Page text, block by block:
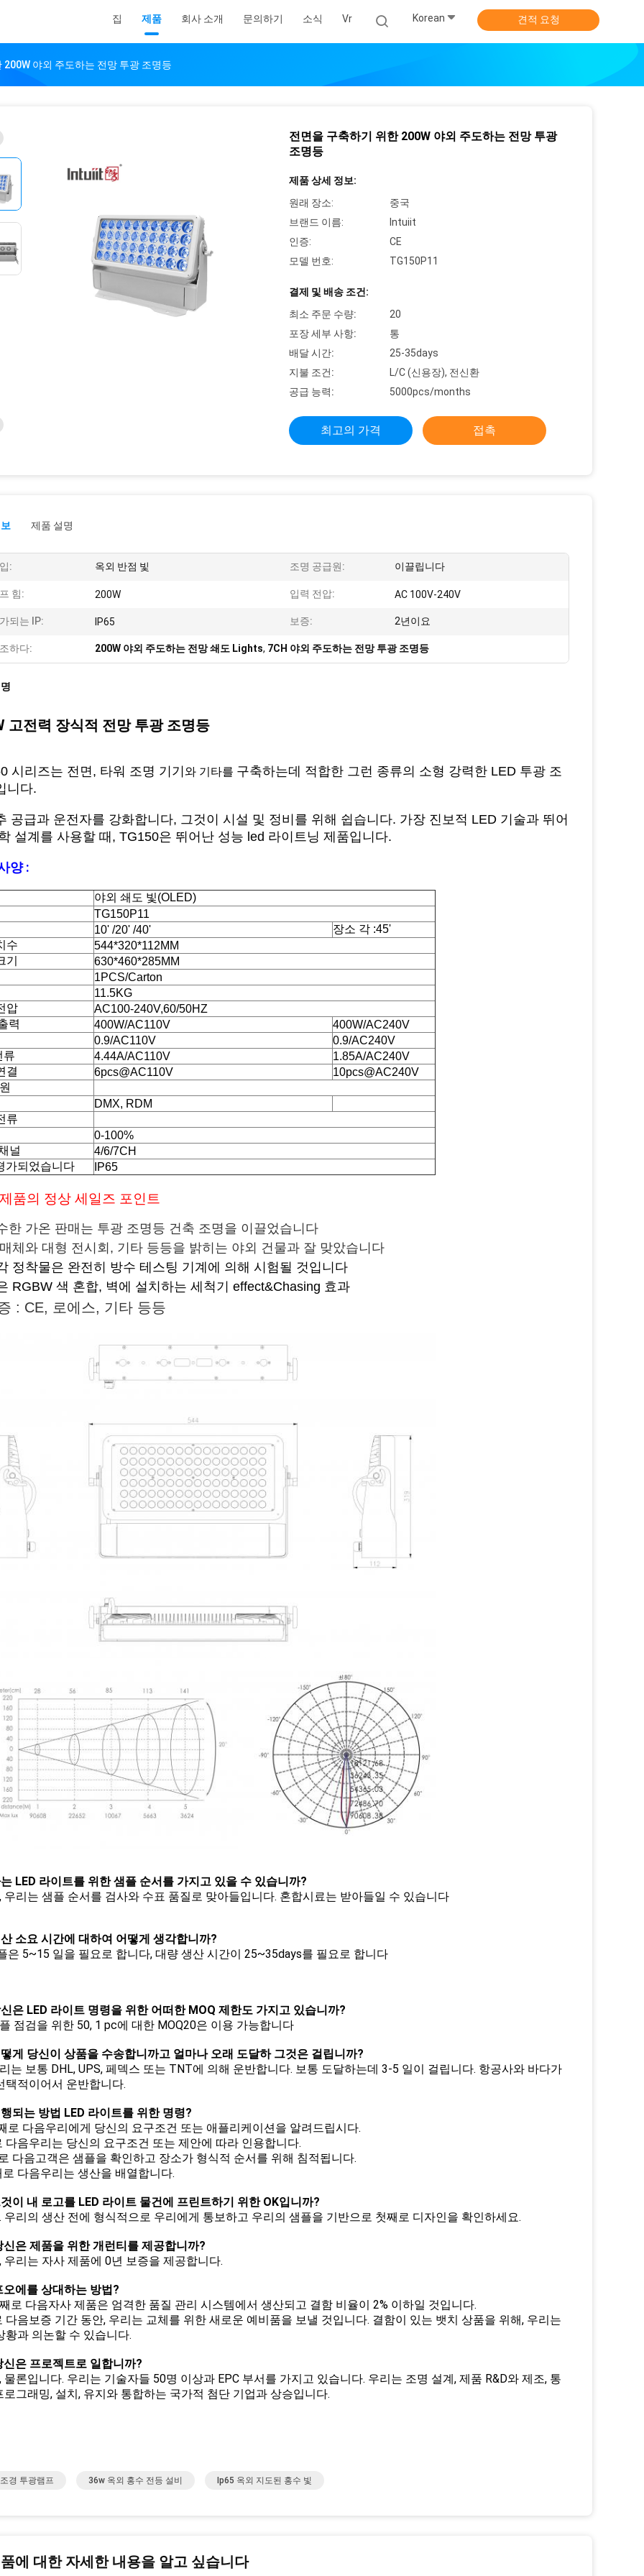
집 제품 회사 소개 문의하기 소식 Vr Korean 견적 요청
야외 주도하는 전망 투광 조명등
전면을 구축하기 위한 200W 야외 주도하는 전망 투광
조명등
제품 상세 정보:
원래 장소:
중국
브랜드 이름:
Intuiit
인증:
CE
모델 번호:
TG150P11
결제 및 배송 조건:
최소 주문 수량:
20
포장 세부 사항:
통
배달 시간:
25-35days
지불 조건:
L/C (신용장), 전신환
공급 능력:
5000pcs/months
최고의 가격 접촉
제품 설명
: 옥외 반점 빛 조명 공급원: 이끌립니다
힘: 200W 입력 전압: AC 100V-240V
되는 IP: IP65 보증: 2년이요
하다: 200W 야외 주도하는 전망 쇄도 Lights, 7CH 야외 주도하는 전망 투광 조명등
고전력 장식적 전망 투광 조명등
시리즈는 전면, 타워 조명 기기 와 기타를 구축하는데 적합한 그런 종류의 소형 강력한 LED 투광 조
니다.
공급과 운전자를 강화합니다, 그것이 시설 및 정비를 위해 쉽습니다. 가장 진보적 LED 기술과 뛰어
설계를 사용할 때, TG150은 뛰어난 성능 led 라이트닝 제품입니다.
양 :
야외 쇄도 빛(OLED)
TG150P11
10' /20' /40'
장소 각 :45'
수
544*320*112MM
기
630*460*285MM
1PCS/Carton
11.5KG
압
AC100-240V,60/50HZ
력
400W/AC110V
400W/AC240V
0.9/AC110V
0.9/AC240V
류
4.44A/AC110V
1.85A/AC240V
결
6pcs@AC110V
10pcs@AC240V
DMX, RDM
류
0-100%
널
4/6/7CH
가되었습니다
IP65
품의 정상 세일즈 포인트
한 가온 판매는 투광 조명등 건축 조명을 이끌었습니다
체와 대형 전시회, 기타 등등을 밝히는 야외 건물과 잘 맞았습니다
정착물은 완전히 방수 테스팅 기계에 의해 시험될 것입니다
RGBW 색 혼합, 벽에 설치하는 세척기 effect&Chasing 효과
: CE, 로에스, 기타 등등
LED 라이트를 위한 샘플 순서를 가지고 있을 수 있습니까?
우리는 샘플 순서를 검사와 수표 품질로 맞아들입니다. 혼합시료는 받아들일 수 있습니다
소요 시간에 대하여 어떻게 생각합니까?
은 5~15 일을 필요로 합니다, 대량 생산 시간이 25~35days를 필요로 합니다
은 LED 라이트 명령을 위한 어떠한 MOQ 제한도 가지고 있습니까?
점검을 위한 50, 1 pc에 대한 MOQ20은 이용 가능합니다
게 당신이 상품을 수송합니까고 얼마나 오래 도달하 그것은 걸립니까?
는 보통 DHL, UPS, 페덱스 또는 TNT에 의해 운반합니다. 보통 도달하는데 3-5 일이 걸립니다. 항공사와 바다가
택적이어서 운반합니다.
되는 방법 LED 라이트를 위한 명령?
로 다음우리에게 당신의 요구조건 또는 애플리케이션을 알려드립시다.
다음우리는 당신의 요구조건 또는 제안에 따라 인용합니다.
다음고객은 샘플을 확인하고 장소가 형식적 순서를 위해 침적됩니다.
다음우리는 생산을 배열합니다.
이 내 로고를 LED 라이트 물건에 프린트하기 위한 OK입니까?
우리의 생산 전에 형식적으로 우리에게 통보하고 우리의 샘플을 기반으로 첫째로 디자인을 확인하세요.
신은 제품을 위한 개런티를 제공합니까?
우리는 자사 제품에 0년 보증을 제공합니다.
오에를 상대하는 방법?
로 다음자사 제품은 엄격한 품질 관리 시스템에서 생산되고 결함 비율이 2% 이하일 것입니다.
다음보증 기간 동안, 우리는 교체를 위한 새로운 예비품을 보낼 것입니다. 결함이 있는 뱃치 상품을 위해, 우리는
황과 의논할 수 있습니다.
신은 프로젝트로 일합니까?
물론입니다. 우리는 기술자들 50명 이상과 EPC 부서를 가지고 있습니다. 우리는 조명 설계, 제품 R&D와 제조, 통
로그래밍, 설치, 유지와 통합하는 국가적 첨단 기업과 상승입니다.
경 투광램프 36w 옥외 홍수 전등 설비 Ip65 옥외 지도된 홍수 빛
에 대한 자세한 내용을 알고 싶습니다